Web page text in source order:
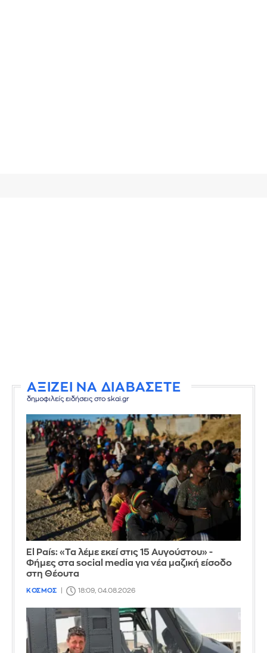
ΑΞΙΖΕΙ ΝΑ ΔΙΑΒΑΣΕΤΕ
δημοφιλείς ειδήσεις στο skai.gr
El País: «Τα λέμε εκεί στις 15 Αυγούστου» -
Φήμες στα social media για νέα μαζική είσοδο
στη Θέουτα
ΚΟΣΜΟΣ 18:09, 04.08.2026